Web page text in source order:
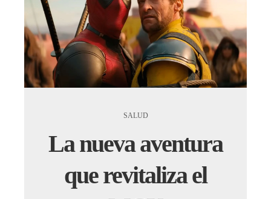
SALUD
La nueva aventura
que revitaliza el